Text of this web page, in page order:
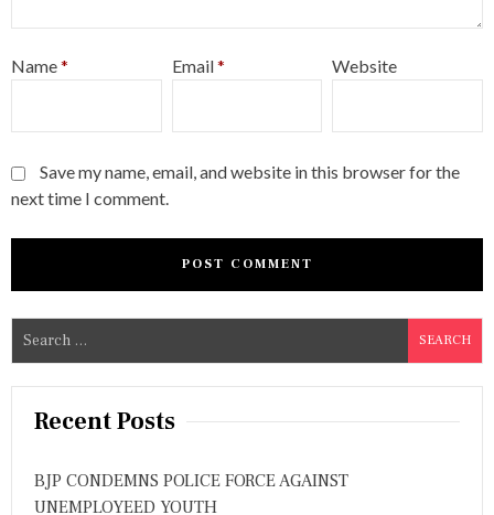
Name* Email* Website
Save my name, email, and website in this browser for the
next time I comment.
a
Recent Posts
BJP CONDEMNS POLICE FORCE AGAINST
UNEMPLOYEED YOUTH